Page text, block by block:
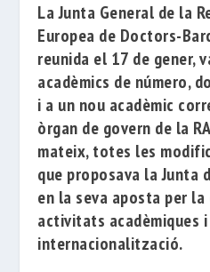
La Junta General de la
Europea de Doctors-
reunida el 17 de gener,
acadèmics de número,
i a un nou acadèmic
òrgan de govern de la
mateix, totes les
que proposava la Junta
en la seva aposta per
activitats acadèmiques
internacionalització.